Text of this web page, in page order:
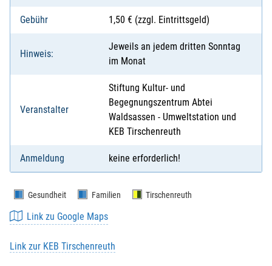
Gebühr 1,50 € (zzgl. Eintrittsgeld)
Hinweis:
Jeweils an jedem dritten Sonntag
im Monat
Veranstalter
Stiftung Kultur- und
Begegnungszentrum Abtei
Waldsassen - Umweltstation und
KEB Tirschenreuth
Anmeldung keine erforderlich!
Gesundheit Familien Tirschenreuth
Link zu Google Maps
Link zur KEB Tirschenreuth